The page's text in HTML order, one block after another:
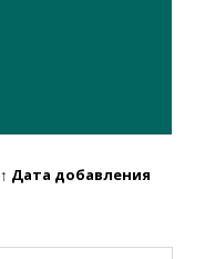
↑ Дата добавления